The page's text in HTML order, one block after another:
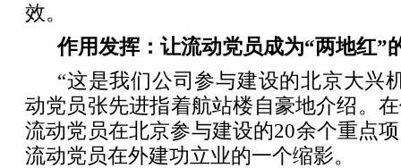
效。
作用发挥：让流动党员成为“两地红”
“这是我们公司参与建设的北京大兴
动党员张先进指着航站楼自豪地介绍。
流动党员在北京参与建设的20余个重点
流动党员在外建功立业的一个缩影。